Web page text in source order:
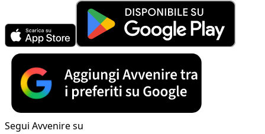
Segui Avvenire su